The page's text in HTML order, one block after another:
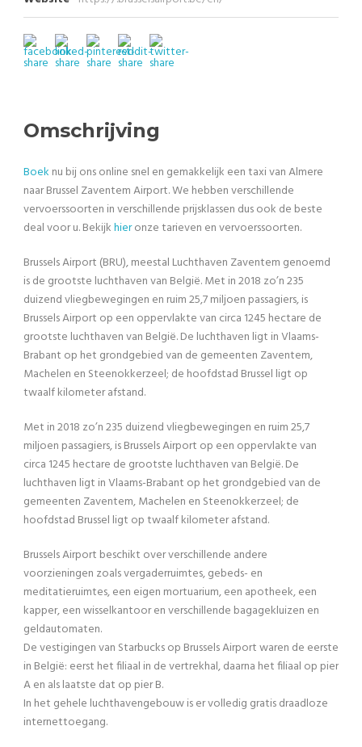
Omschrijving
Boek nu bij ons online snel en gemakkelijk een taxi van Almere
naar Brussel Zaventem Airport. We hebben verschillende
vervoerssoorten in verschillende prijsklassen dus ook de beste
deal voor u. Bekijkhieronze tarieven en vervoerssoorten.
Brussels Airport (BRU), meestal Luchthaven Zaventem genoemd
is de grootste luchthaven van België. Met in 2018 zo’n 235
duizend vliegbewegingen en ruim 25,7 miljoen passagiers, is
Brussels Airport op een oppervlakte van circa 1245 hectare de
grootste luchthaven van België. De luchthaven ligt in Vlaams-
Brabant op het grondgebied van de gemeenten Zaventem,
Machelen en Steenokkerzeel; de hoofdstad Brussel ligt op
twaalf kilometer afstand.
Met in 2018 zo’n 235 duizend vliegbewegingen en ruim 25,7
miljoen passagiers, is Brussels Airport op een oppervlakte van
circa 1245 hectare de grootste luchthaven van België. De
luchthaven ligt in Vlaams-Brabant op het grondgebied van de
gemeenten Zaventem, Machelen en Steenokkerzeel; de
hoofdstad Brussel ligt op twaalf kilometer afstand.
Brussels Airport beschikt over verschillende andere
voorzieningen zoals vergaderruimtes, gebeds- en
meditatieruimtes, een eigen mortuarium, een apotheek, een
kapper, een wisselkantoor en verschillende bagagekluizen en
geldautomaten.
De vestigingen van Starbucks op Brussels Airport waren de eerste
in België: eerst het filiaal in de vertrekhal, daarna het filiaal op pier
A en als laatste dat op pier B.
In het gehele luchthavengebouw is er volledig gratis draadloze
internettoegang.